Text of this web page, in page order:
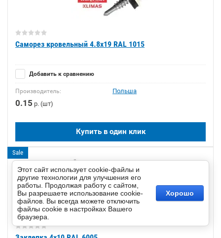
Саморез кровельный 4.8х19 RAL 1015
Добавить к сравнению
Производитель: Польша
0.15 р. (шт)
Купить в один клик
Sale
Этот сайт использует cookie-файлы и
другие технологии для улучшения его
работы. Продолжая работу с сайтом,
Вы разрешаете использование cookie-
файлов. Вы всегда можете отключить
файлы cookie в настройках Вашего
браузера.
Хорошо